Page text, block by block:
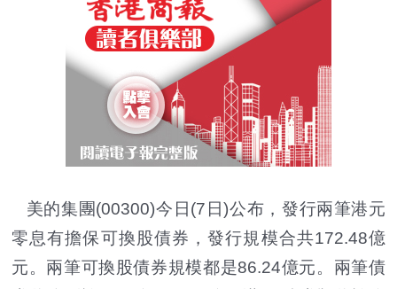
美的集團(00300)今日(7日)公布，發行兩筆港元
零息有擔保可換股債券，發行規模合共172.48億
元。兩筆可換股債券規模都是86.24億元。兩筆債